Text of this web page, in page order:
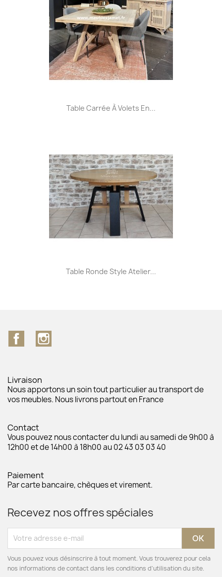
Table Carrée À Volets En...
Table Ronde Style Atelier...
Facebook
Livraison
Nous apportons un soin tout particulier au transport de
vos meubles. Nous livrons partout en France
Contact
Vous pouvez nous contacter du lundi au samedi de 9h00 à
12h00 et de 14h00 à 18h00 au 02 43 03 03 40
Paiement
Par carte bancaire, chèques et virement.
Recevez nos offres spéciales
Vous pouvez vous désinscrire à tout moment. Vous trouverez pour cela
nos informations de contact dans les conditions d'utilisation du site.